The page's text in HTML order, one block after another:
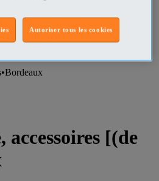
- autres
- autres
•Bordeaux
[(de
Autoriser tous les cookies